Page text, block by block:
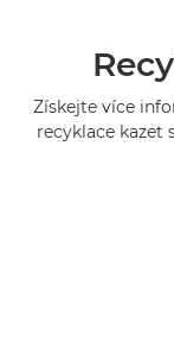
Získejte více
recyklace kazet